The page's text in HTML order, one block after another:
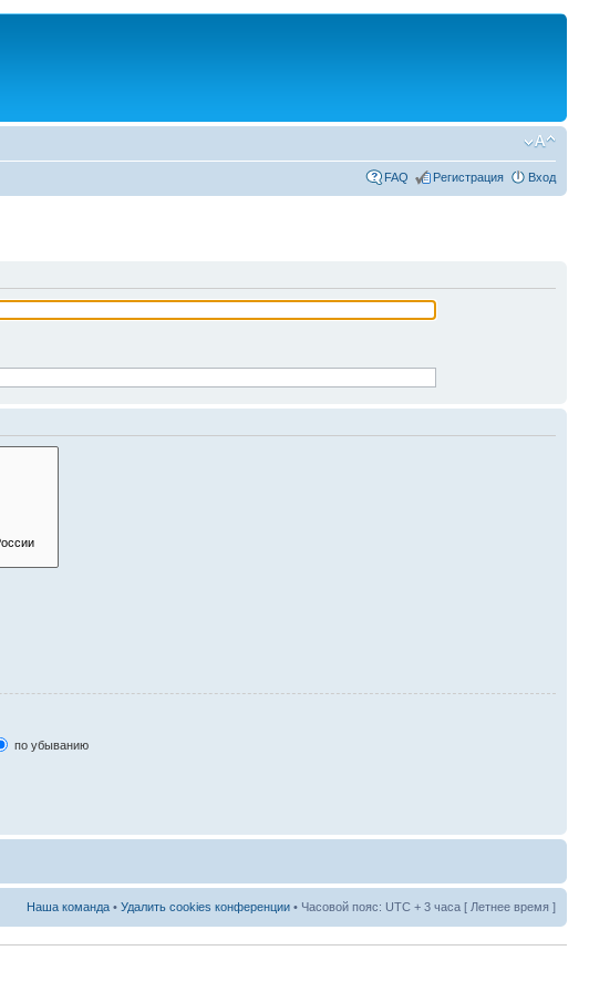
FAQ Регистрация Вход
по убыванию
Наша команда • Удалить cookies конференции • Часовой пояс: UTC + 3 часа [ Летнее время ]